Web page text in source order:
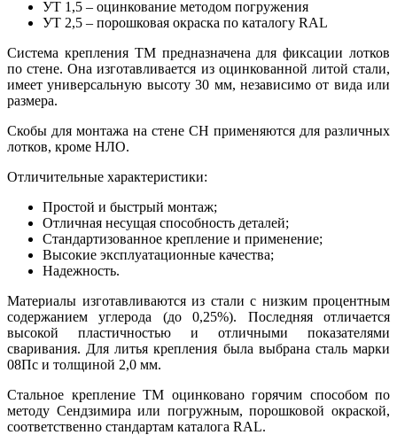
УТ 1,5 – оцинкование методом погружения
УТ 2,5 – порошковая окраска по каталогу RAL
Система крепления ТМ предназначена для фиксации лотков
по стене. Она изготавливается из оцинкованной литой стали,
имеет универсальную высоту 30 мм, независимо от вида или
размера.
Скобы для монтажа на стене СН применяются для различных
лотков, кроме НЛО.
Отличительные характеристики:
Простой и быстрый монтаж;
Отличная несущая способность деталей;
Стандартизованное крепление и применение;
Высокие эксплуатационные качества;
Надежность.
Материалы изготавливаются из стали с низким процентным
содержанием углерода (до 0,25%). Последняя отличается
высокой пластичностью и отличными показателями
сваривания. Для литья крепления была выбрана сталь марки
08Пс и толщиной 2,0 мм.
Стальное крепление ТМ оцинковано горячим способом по
методу Сендзимира или погружным, порошковой окраской,
соответственно стандартам каталога RAL.